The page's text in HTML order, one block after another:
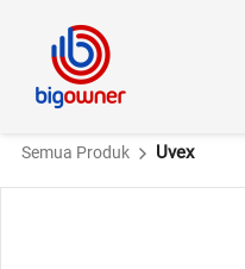
Semua Produk Uvex